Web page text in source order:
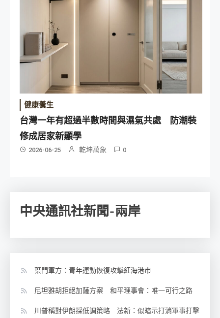
健康養生
台灣一年有超過半數時間與濕氣共處 防潮裝
修成居家新顯學
2026-06-25 乾坤萬象 0
中央通訊社新聞-兩岸
葉門軍方：青年運動恢復攻擊紅海港市
尼坦雅胡拒絕加薩方案 和平理事會：唯一可行之路
川普稱對伊朗採低調策略 法新：似暗示打消軍事打擊